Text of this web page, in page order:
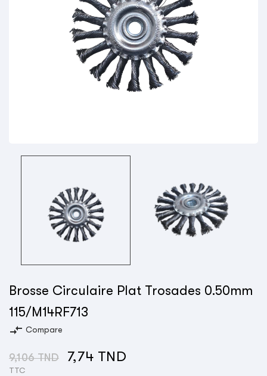
Brosse Circulaire Plat Trosades 0.50mm
115/M14RF713
compare_arrows Compare
9,106 TND 7,74 TND
TTC